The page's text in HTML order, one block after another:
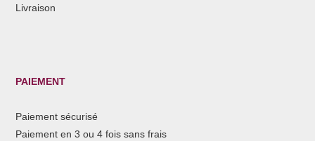
Livraison
PAIEMENT
Paiement sécurisé
Paiement en 3 ou 4 fois sans frais